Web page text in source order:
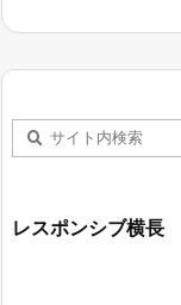
レスポンシブ横長